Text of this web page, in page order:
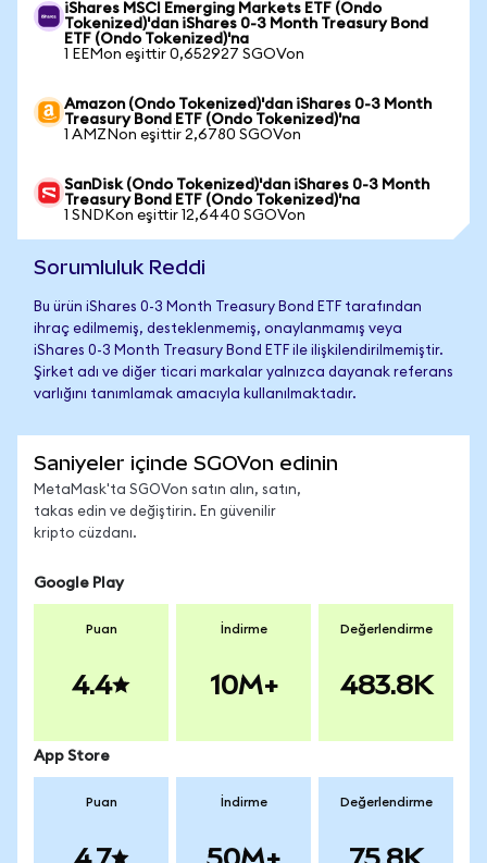
iShares MSCI Emerging Markets ETF (Ondo
Tokenized)'dan iShares 0-3 Month Treasury Bond
ETF (Ondo Tokenized)'na
1 EEMon eşittir 0,652927 SGOVon
Amazon (Ondo Tokenized)'dan iShares 0-3 Month
Treasury Bond ETF (Ondo Tokenized)'na
1 AMZNon eşittir 2,6780 SGOVon
SanDisk (Ondo Tokenized)'dan iShares 0-3 Month
Treasury Bond ETF (Ondo Tokenized)'na
1 SNDKon eşittir 12,6440 SGOVon
Sorumluluk Reddi
Bu ürün iShares 0-3 Month Treasury Bond ETF tarafından
ihraç edilmemiş, desteklenmemiş, onaylanmamış veya
iShares 0-3 Month Treasury Bond ETF ile ilişkilendirilmemiştir.
Şirket adı ve diğer ticari markalar yalnızca dayanak referans
varlığını tanımlamak amacıyla kullanılmaktadır.
Saniyeler içinde SGOVon edinin
MetaMask'ta SGOVon satın alın, satın,
takas edin ve değiştirin. En güvenilir
kripto cüzdanı.
Google Play
Puan
4.4
İndirme
10M+
Değerlendirme
483.8K
App Store
Puan İndirme Değerlendirme